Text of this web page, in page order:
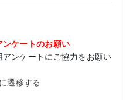
ンケートのお願い
ンケートにご協力をお願い
遷移する